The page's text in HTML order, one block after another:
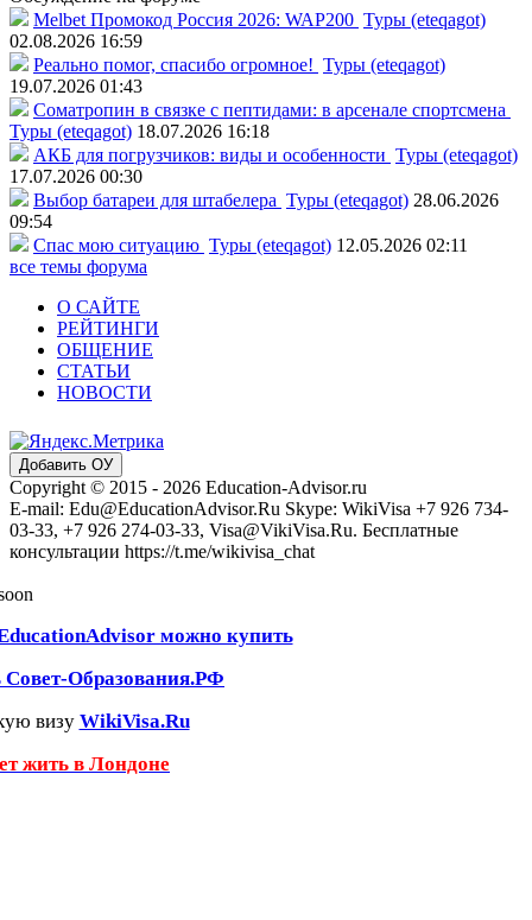
Melbet Промокод Россия 2026: WAP200 Туры (eteqagot)
02.08.2026 16:59
Реально помог, спасибо огромное! Туры (eteqagot)
19.07.2026 01:43
Соматропин в связке с пептидами: в арсенале спортсмена
Туры (eteqagot) 18.07.2026 16:18
АКБ для погрузчиков: виды и особенности Туры (eteqagot)
17.07.2026 00:30
Выбор батареи для штабелера Туры (eteqagot) 28.06.2026
09:54
Спас мою ситуацию Туры (eteqagot) 12.05.2026 02:11
все темы форума
О САЙТЕ
РЕЙТИНГИ
ОБЩЕНИЕ
СТАТЬИ
НОВОСТИ
Добавить ОУ
Copyright © 2015 - 2026 Education-Advisor.ru
E-mail: Edu@EducationAdvisor.Ru Skype: WikiVisa +7 926 734-
03-33, +7 926 274-03-33, Visa@VikiVisa.Ru. Бесплатные
консультации https://t.me/wikivisa_chat
можно купить
Совет-Образования.РФ
визу WikiVisa.Ru
жить в Лондоне